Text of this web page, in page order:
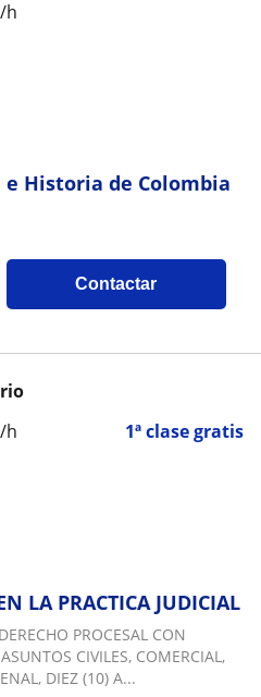
/h
Historia de Colombia
Contactar
/h 1ª clase gratis
LA PRACTICA JUDICIAL
PROCESAL CON
CIVILES, COMERCIAL,
DIEZ (10) A...